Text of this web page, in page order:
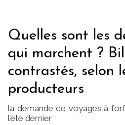
Quelles sont les
qui marchent ?
contrastés, selon
producteurs
la demande de voyages à
l’été dernier